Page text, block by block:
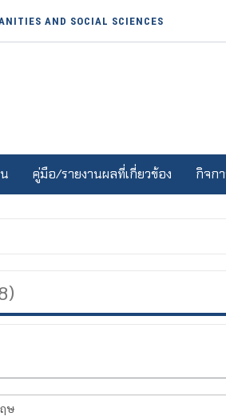
AND SOCIAL SCIENCES
คู่มือ/รายงานผลที่เกี่ยวข้อง กิจก